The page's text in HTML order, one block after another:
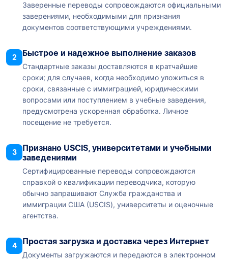
Заверенные переводы сопровождаются официальными
заверениями, необходимыми для признания
документов соответствующими учреждениями.
2 Быстрое и надежное выполнение заказов
Стандартные заказы доставляются в кратчайшие
сроки; для случаев, когда необходимо уложиться в
сроки, связанные с иммиграцией, юридическими
вопросами или поступлением в учебные заведения,
предусмотрена ускоренная обработка. Личное
посещение не требуется.
3
Признано USCIS, университетами и учебными
заведениями
Сертифицированные переводы сопровождаются
справкой о квалификации переводчика, которую
обычно запрашивают Служба гражданства и
иммиграции США (USCIS), университеты и оценочные
агентства.
4 Простая загрузка и доставка через Интернет
Документы загружаются и передаются в электронном